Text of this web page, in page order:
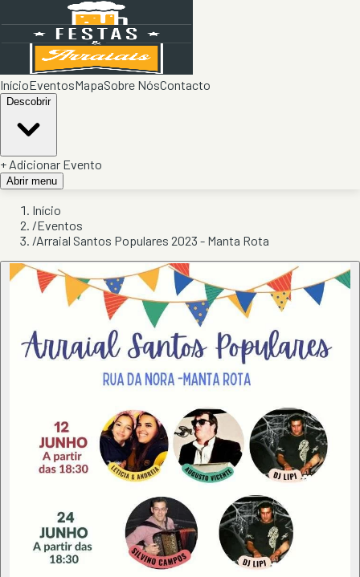
InícioEventosMapaSobre NósContacto
Descobrir
+ Adicionar Evento
Abrir menu
Início
/Eventos
/Arraial Santos Populares 2023 - Manta Rota